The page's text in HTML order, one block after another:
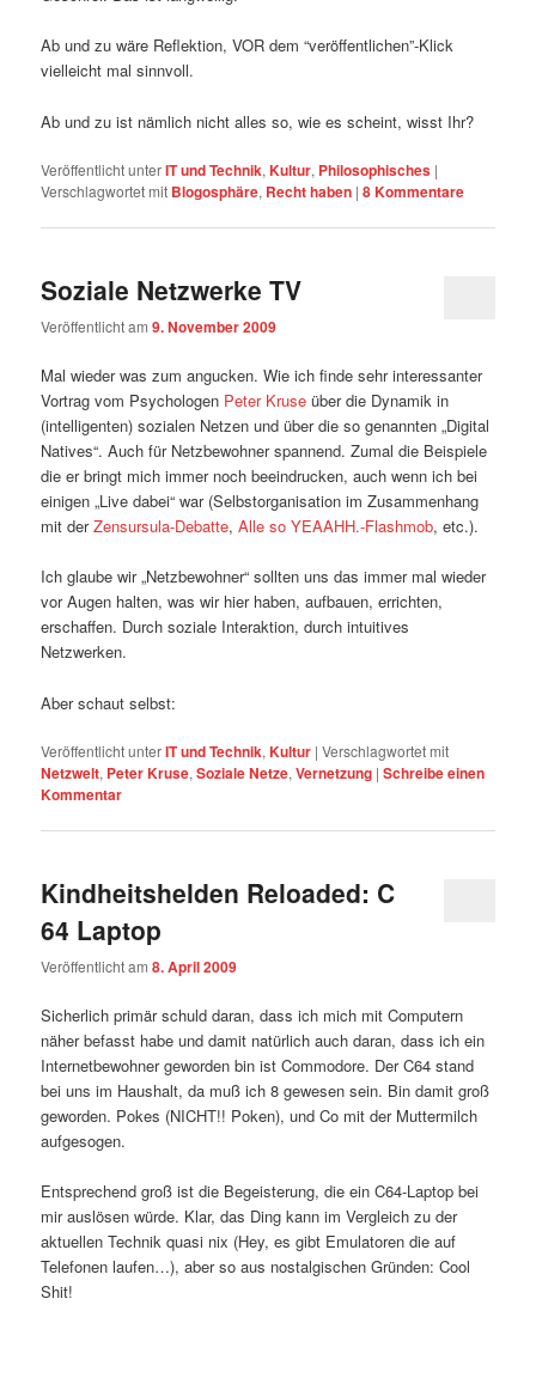
Ab und zu wäre Reflektion, VOR dem “veröffentlichen”-Klick
vielleicht mal sinnvoll.
Ab und zu ist nämlich nicht alles so, wie es scheint, wisst Ihr?
Veröffentlicht unterIT und Technik,Kultur, Philosophisches |
Verschlagwortet mit Blogosphäre, Recht haben |8Kommentare
Soziale Netzwerke TV
Veröffentlicht am9. November 2009
Mal wieder was zum angucken. Wie ich finde sehr interessanter
Vortrag vom Psychologen Peter Kruse über die Dynamik in
(intelligenten) sozialen Netzen und über die so genannten „Digital
Natives“. Auch für Netzbewohner spannend. Zumal die Beispiele
die er bringt mich immer noch beeindrucken, auch wenn ich bei
einigen „Live dabei“ war (Selbstorganisation im Zusammenhang
mit derZensursula-Debatte,Alle so YEAAHH.-Flashmob, etc.).
Ich glaube wir „Netzbewohner“ sollten uns das immer mal wieder
vor Augen halten, was wir hier haben, aufbauen, errichten,
erschaffen. Durch soziale Interaktion, durch intuitives
Netzwerken.
Aber schaut selbst:
Veröffentlicht unterIT und Technik,Kultur |Verschlagwortet mit
Netzwelt, Peter Kruse,Soziale Netze,Vernetzung |Schreibe einen
Kommentar
Kindheitshelden Reloaded: C
64 Laptop
Veröffentlicht am8. April 2009
Sicherlich primär schuld daran, dass ich mich mit Computern
näher befasst habe und damit natürlich auch daran, dass ich ein
Internetbewohner geworden bin ist Commodore. Der C64 stand
bei uns im Haushalt, da muß ich 8 gewesen sein. Bin damit groß
geworden. Pokes (NICHT!! Poken), und Co mit der Muttermilch
aufgesogen.
Entsprechend groß ist die Begeisterung, die ein C64-Laptop bei
mir auslösen würde. Klar, das Ding kann im Vergleich zu der
aktuellen Technik quasi nix (Hey, es gibt Emulatoren die auf
Telefonen laufen…), aber so aus nostalgischen Gründen: Cool
Shit!